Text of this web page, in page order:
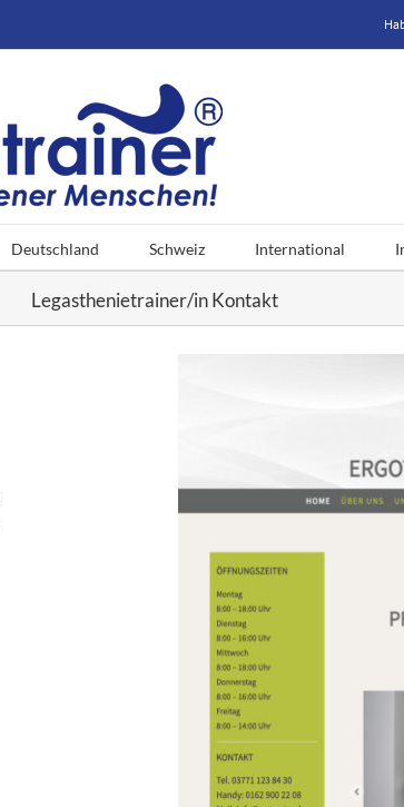
Deutschland Schweiz International
Legasthenietrainer/in Kontakt